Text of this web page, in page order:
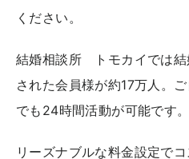
ください。
結婚相談所 トモカイでは結
された会員様が約17万人。
でも24時間活動が可能です。
リーズナブルな料金設定で